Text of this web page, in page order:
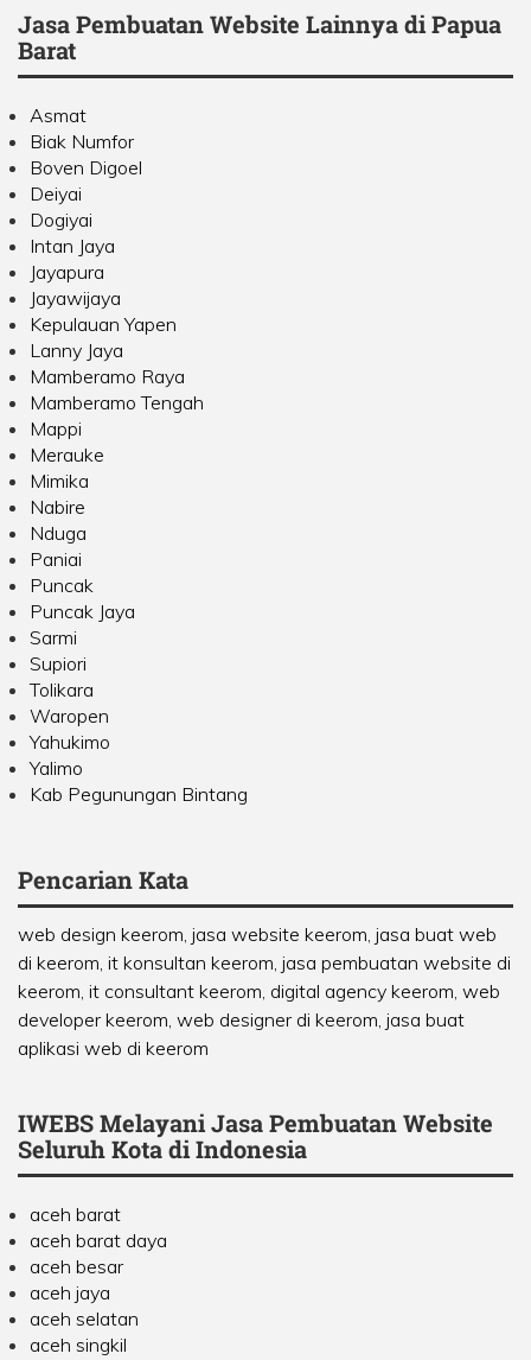
Jasa Pembuatan Website Lainnya di Papua
Barat
Asmat
Biak Numfor
Boven Digoel
Deiyai
Dogiyai
Intan Jaya
Jayapura
Jayawijaya
Kepulauan Yapen
Lanny Jaya
Mamberamo Raya
Mamberamo Tengah
Mappi
Merauke
Mimika
Nabire
Nduga
Paniai
Puncak
Puncak Jaya
Sarmi
Supiori
Tolikara
Waropen
Yahukimo
Yalimo
Kab Pegunungan Bintang
Pencarian Kata
web design keerom, jasa website keerom, jasa buat web
di keerom, it konsultan keerom, jasa pembuatan website di
keerom, it consultant keerom, digital agency keerom, web
developer keerom, web designer di keerom, jasa buat
aplikasi web di keerom
IWEBS Melayani Jasa Pembuatan Website
Seluruh Kota di Indonesia
aceh barat
aceh barat daya
aceh besar
aceh jaya
aceh selatan
aceh singkil